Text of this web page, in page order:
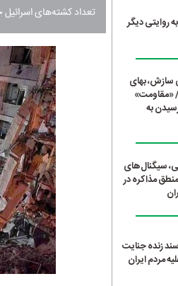
روایتی دیگر
سازش، بهای
«مقاومت»
به
سیگنال‌های
مذاکره در
زنده جنایت
مردم ایران
تعداد کشته‌های اسرائیل حداقل